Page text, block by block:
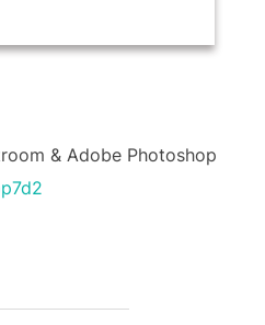
& Adobe Photoshop